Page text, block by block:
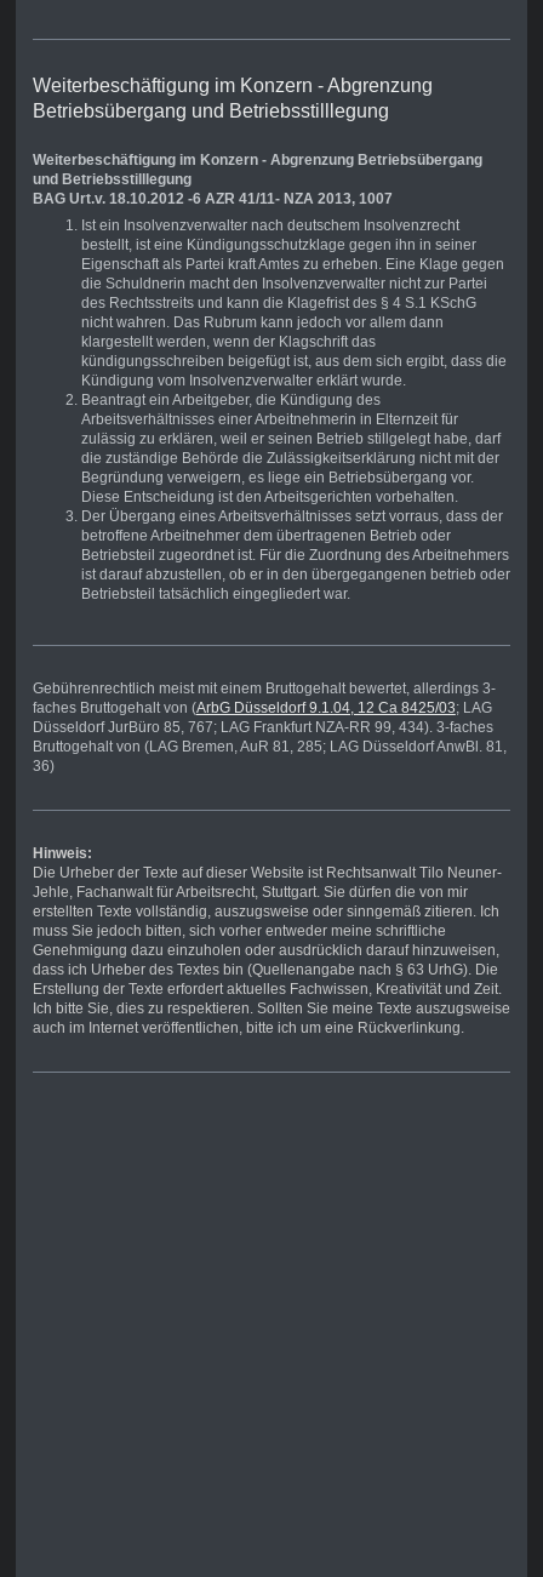
Weiterbeschäftigung im Konzern - Abgrenzung
Betriebsübergang und Betriebsstilllegung
Weiterbeschäftigung im Konzern - Abgrenzung Betriebsübergang
und Betriebsstilllegung
BAG Urt.v. 18.10.2012 -6 AZR 41/11- NZA 2013, 1007
Ist ein Insolvenzverwalter nach deutschem Insolvenzrecht
bestellt, ist eine Kündigungsschutzklage gegen ihn in seiner
Eigenschaft als Partei kraft Amtes zu erheben. Eine Klage gegen
die Schuldnerin macht den Insolvenzverwalter nicht zur Partei
des Rechtsstreits und kann die Klagefrist des § 4 S.1 KSchG
nicht wahren. Das Rubrum kann jedoch vor allem dann
klargestellt werden, wenn der Klagschrift das
kündigungsschreiben beigefügt ist, aus dem sich ergibt, dass die
Kündigung vom Insolvenzverwalter erklärt wurde.
Beantragt ein Arbeitgeber, die Kündigung des
Arbeitsverhältnisses einer Arbeitnehmerin in Elternzeit für
zulässig zu erklären, weil er seinen Betrieb stillgelegt habe, darf
die zuständige Behörde die Zulässigkeitserklärung nicht mit der
Begründung verweigern, es liege ein Betriebsübergang vor.
Diese Entscheidung ist den Arbeitsgerichten vorbehalten.
Der Übergang eines Arbeitsverhältnisses setzt vorraus, dass der
betroffene Arbeitnehmer dem übertragenen Betrieb oder
Betriebsteil zugeordnet ist. Für die Zuordnung des Arbeitnehmers
ist darauf abzustellen, ob er in den übergegangenen betrieb oder
Betriebsteil tatsächlich eingegliedert war.
Gebührenrechtlich meist mit einem Bruttogehalt bewertet, allerdings 3-
faches Bruttogehalt von (ArbG Düsseldorf 9.1.04, 12 Ca 8425/03; LAG
Düsseldorf JurBüro 85, 767; LAG Frankfurt NZA-RR 99, 434). 3-faches
Bruttogehalt von (LAG Bremen, AuR 81, 285; LAG Düsseldorf AnwBl. 81,
36)
Hinweis:
Die Urheber der Texte auf dieser Website ist Rechtsanwalt Tilo Neuner-
Jehle, Fachanwalt für Arbeitsrecht, Stuttgart. Sie dürfen die von mir
erstellten Texte vollständig, auszugsweise oder sinngemäß zitieren. Ich
muss Sie jedoch bitten, sich vorher entweder meine schriftliche
Genehmigung dazu einzuholen oder ausdrücklich darauf hinzuweisen,
dass ich Urheber des Textes bin (Quellenangabe nach § 63 UrhG). Die
Erstellung der Texte erfordert aktuelles Fachwissen, Kreativität und Zeit.
Ich bitte Sie, dies zu respektieren. Sollten Sie meine Texte auszugsweise
auch im Internet veröffentlichen, bitte ich um eine Rückverlinkung.